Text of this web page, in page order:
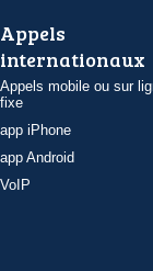
Appels
internationaux
Appels mobile ou sur
fixe
app iPhone
app Android
VoIP